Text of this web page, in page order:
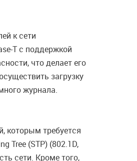
к сети
T с поддержкой
что делает его
загрузку
журнала.
которым требуется
Tree (STP) (802.1D,
сети. Кроме того,